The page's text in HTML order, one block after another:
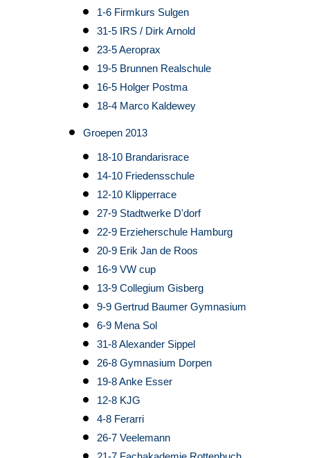
1-6 Firmkurs Sulgen
31-5 IRS / Dirk Arnold
23-5 Aeroprax
19-5 Brunnen Realschule
16-5 Holger Postma
18-4 Marco Kaldewey
Groepen 2013
18-10 Brandarisrace
14-10 Friedensschule
12-10 Klipperrace
27-9 Stadtwerke D'dorf
22-9 Erzieherschule Hamburg
20-9 Erik Jan de Roos
16-9 VW cup
13-9 Collegium Gisberg
9-9 Gertrud Baumer Gymnasium
6-9 Mena Sol
31-8 Alexander Sippel
26-8 Gymnasium Dorpen
19-8 Anke Esser
12-8 KJG
4-8 Ferarri
26-7 Veelemann